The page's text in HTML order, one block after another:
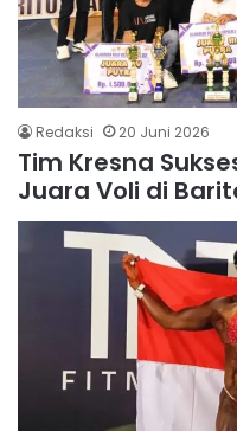
Redaksi 20 Juni 2026
Tim Kresna
Juara Voli di